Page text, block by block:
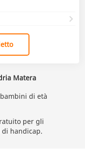
Matera
di età
per gli
handicap.